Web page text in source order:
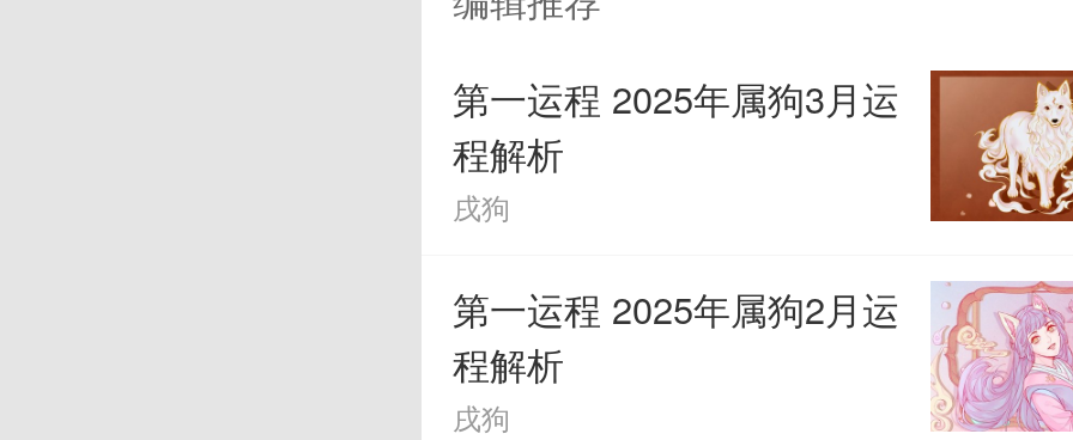
3、兔年
属狗人的正缘会在兔年间出现，
人会散发出强大的魅力，即便没有用
经营感情生活，最后也会拥有理想的
第一运程 2025年属狗3月运
程解析
戌狗
第一运程 2025年属狗2月运
程解析
戌狗